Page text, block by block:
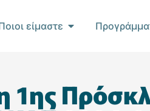
είμαστε
1ης